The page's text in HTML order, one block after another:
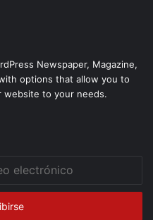
Newspaper, Magazine,
options that allow you to
website to your needs.